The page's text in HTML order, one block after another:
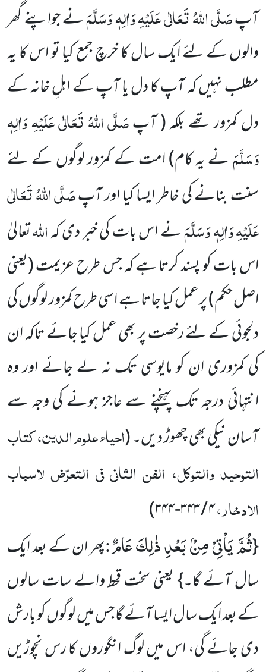
آپصَلَّی اللہُ تَعَالٰی عَلَیْہِ وَاٰلِہٖ وَسَلَّمَنے جواپنے گھر
والوں کے لئے ایک سال کا خرچ جمع کیا تو اس کا یہ
مطلب نہیں کہ آپ کا دل یا آپ کے اہلِ خانہ کے
دل کمزور تھے بلکہ ( آپصَلَّی اللہُ تَعَالٰی عَلَیْہِ وَاٰلِہٖ
وَسَلَّمَنے یہ کام) امت کے کمزور لوگوں کے لئے
سنت بنانے کی خاطر ایسا کیا اور آپصَلَّی اللہُ تَعَالٰی
عَلَیْہِ وَاٰلِہٖ وَسَلَّمَنے اس بات کی خبر دی کہاللہتعالیٰ
اس بات کو پسند کرتا ہے کہ جس طرح عزیمت (یعنی
اصل حکم) پر عمل کیا جاتا ہے اسی طرح کمزور لوگوں کی
دلجوئی کے لئے رخصت پر بھی عمل کیا جائے تاکہ ان
کی کمزوری ان کو مایوسی تک نہ لے جائے اور وہ
انتہائی درجہ تک پہنچنے سے عاجز ہونے کی وجہ سے
آسان نیکی بھی چھوڑ دیں۔(احیاء علوم الدین، کتاب
التوحید والتوکل، الفن الثانی فی التعرّض لاسباب
الادخار،۴ / ۳۴۳-۳۴۴
)
{ثُمَّ یَاْتِیْ مِنْۢ بَعْدِ ذٰلِكَ عَامٌ:پھر ان کے بعد ایک
سال آئے گا۔} یعنی سخت قحط والے سات سالوں
کے بعد ایک سال ایسا آئے گا جس میں لوگوں کو بارش
دی جائے گی، اس میں لوگ انگوروں کا رس نچوڑیں